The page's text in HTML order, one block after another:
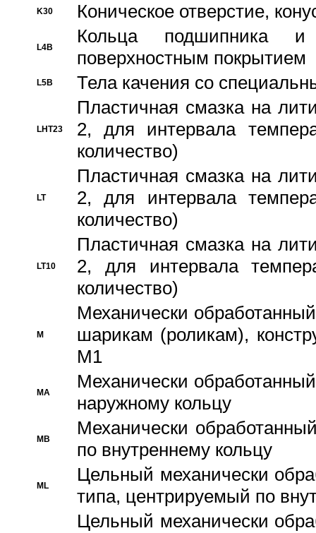
K30 Коническое отверстие,
L4B
Кольца подшипника
поверхностным покрытием
L5B Тела качения со
LHT23
Пластичная смазка на
2, для интервала
количество)
LT
Пластичная смазка на
2, для интервала
количество)
LT10
Пластичная смазка на
2, для интервала
количество)
M
Механически
шарикам (роликам),
M1
MA
Механически
наружному кольцу
MB
Механически
по внутреннему кольцу
ML
Цельный механически
типа, центрируемый по
Цельный механически